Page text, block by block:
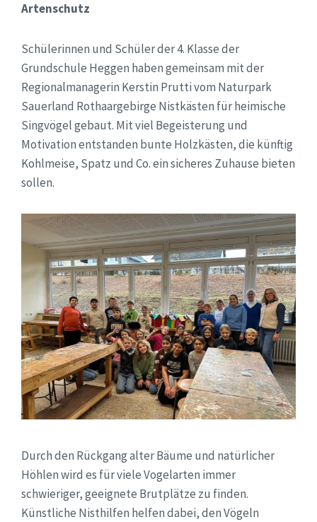
Artenschutz
Schülerinnen und Schüler der 4. Klasse der
Grundschule Heggen haben gemeinsam mit der
Regionalmanagerin Kerstin Prutti vom Naturpark
Sauerland Rothaargebirge Nistkästen für heimische
Singvögel gebaut. Mit viel Begeisterung und
Motivation entstanden bunte Holzkästen, die künftig
Kohlmeise, Spatz und Co. ein sicheres Zuhause bieten
sollen.
Durch den Rückgang alter Bäume und natürlicher
Höhlen wird es für viele Vogelarten immer
schwieriger, geeignete Brutplätze zu finden.
Künstliche Nisthilfen helfen dabei, den Vögeln